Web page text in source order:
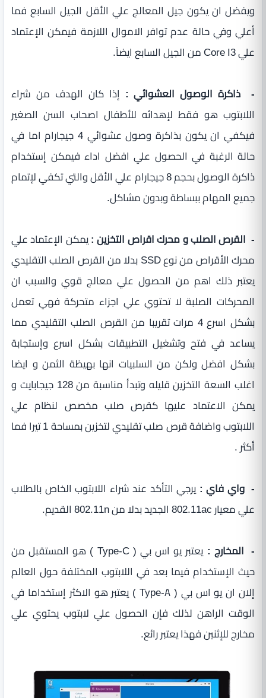
ويفضل ان يكون جيل المعالج علي الأقل الجيل السابع فما
أعلي وفي حالة عدم توافر الاموال اللازمة فيمكن الإعتماد
علي Core I3 من الجيل السابع ايضاً.
- ذاكرة الوصول العشوائي : إذا كان الهدف من شراء
اللابتوب هو فقط لإهدائه للأطفال اصحاب السن الصغير
فيكفي ان يكون بذاكرة وصول عشوائي 4 جيجارام اما في
حالة الرغبة في الحصول علي افضل اداء فيمكن إستخدام
ذاكرة الوصول بحجم 8 جيجارام علي الأقل والتي تكفي لإتمام
جميع المهام ببساطة وبدون مشاكل.
- القرص الصلب و محرك اقراص التخزين :يمكن الإعتماد علي
محرك الأقراص من نوع SSD بدلا من القرص الصلب التقليدي
يعتبر ذلك اهم من الحصول علي معالج قوي والسبب ان
المحركات الصلبة لا تحتوي علي اجزاء متحركة فهي تعمل
بشكل اسرع 4 مرات تقريبا من القرص الصلب التقليدي مما
يساعد في فتح وتشغيل التطبيقات بشكل اسرع وإستجابة
بشكل افضل ولكن من السلبيات انها بهيظة الثمن و ايضا
اغلب السعة التخزين قليله وتبدأ مناسبة من 128 جيجابايت و
يمكن الاعتماد عليها كقرص صلب مخصص لنظام علي
اللابتوب واضافة قرص صلب تقليدي لتخزين بمساحة 1 تيرا فما
أكثر .
- واي فاي :يرجي التأكد عند شراء اللابتوب الخاص بالطلاب
علي معيار 802.11ac الجديد بدلا من 802.11n القديم.
- المخارج :
يعتبر يو اس بي ( Type-C ) هو المستقبل من
حيث الإستخدام فيما بعد في اللابتوب المختلفة حول العالم
إلان ان يو اس بي ( Type-A ) يعتبر هو الاكثر إستخداما في
الوقت الراهن لذلك فإن الحصول علي لابتوب يحتوي علي
مخارج للإثنين فهذا يعتبر رائع.